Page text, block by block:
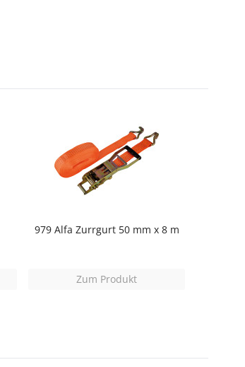
979 Alfa Zurrgurt 50 mm x 8 m
Zum Produkt